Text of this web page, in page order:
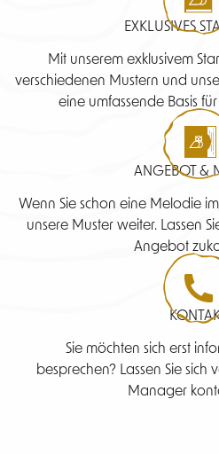
EXKLUSIVES
Mit unserem exklusivem
verschiedenen Mustern und
eine umfassende Basis
ANGEBOT &
Wenn Sie schon eine Melodie
unsere Muster weiter. Lassen
Angebot
Sie möchten sich erst
besprechen? Lassen Sie sich
Manager